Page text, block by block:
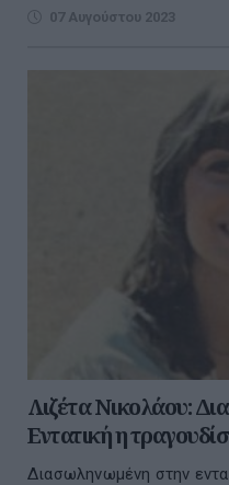
07 Αυγούστου 2023
Λιζέτα Νικολάου:
Εντατική η
Διασωληνωμένη στην